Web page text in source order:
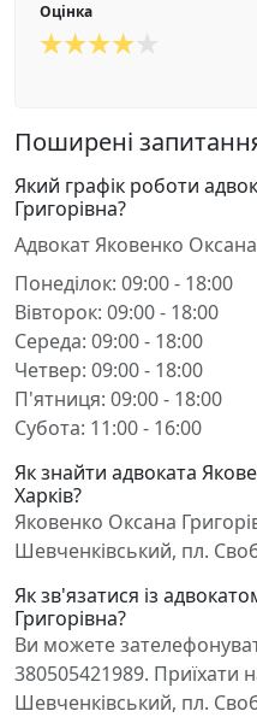
Оцінка
Поширені
Який графік роботи
Григорівна?
Адвокат Яковенко
Понеділок: 09:00 - 18:00
Вівторок: 09:00 - 18:00
Середа: 09:00 - 18:00
Четвер: 09:00 - 18:00
П'ятниця: 09:00 - 18:00
Субота: 11:00 - 16:00
Як знайти адвоката
Харків?
Яковенко Оксана
Шевченківський, пл.
Як зв'язатися із
Григорівна?
Ви можете
380505421989. Приїхати
Шевченківський, пл.